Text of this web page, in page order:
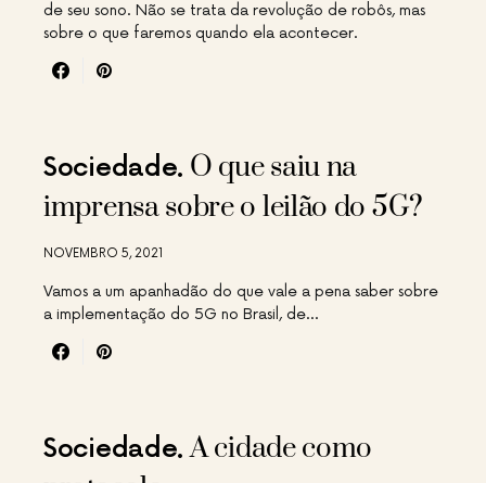
de seu sono. Não se trata da revolução de robôs, mas
sobre o que faremos quando ela acontecer.
Sociedade O que saiu na
imprensa sobre o leilão do 5G?
NOVEMBRO 5, 2021
Vamos a um apanhadão do que vale a pena saber sobre
a implementação do 5G no Brasil, de…
Sociedade A cidade como